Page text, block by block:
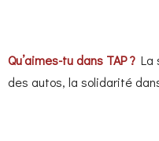
Qu’aimes-tu dans TAP ? La
des autos, la solidarité